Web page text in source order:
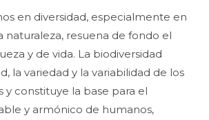
en diversidad, especialmente en
naturaleza, resuena de fondo el
y de vida. La biodiversidad
la variedad y la variabilidad de los
y constituye la base para el
y armónico de humanos,